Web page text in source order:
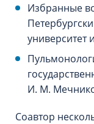
Избранные
университет
И. М.
Соавтор